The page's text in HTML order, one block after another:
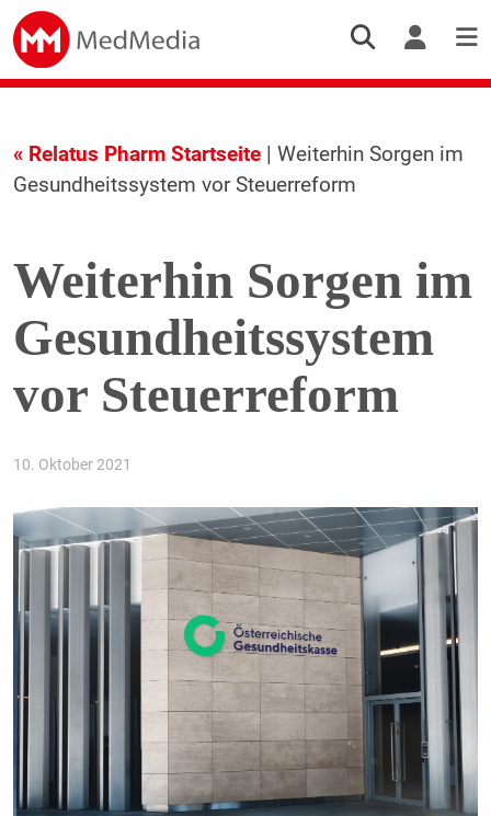
« Relatus Pharm Startseite| Weiterhin Sorgen im
Gesundheitssystem vor Steuerreform
Weiterhin Sorgen im
Gesundheitssystem
vor Steuerreform
10. Oktober 2021